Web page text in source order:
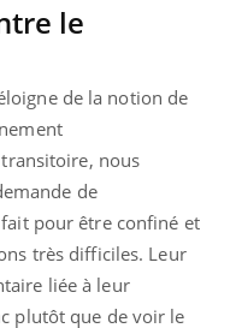
le
de la notion de
nous
de
pour être confiné et
très difficiles. Leur
liée à leur
plutôt que de voir le